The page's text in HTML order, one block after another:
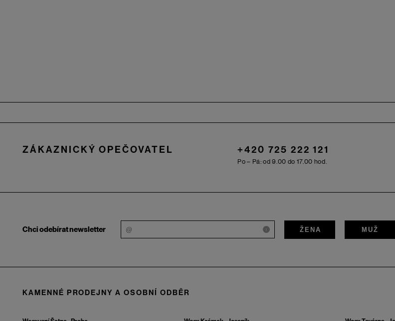
ZÁKAZNICKÝ OPEČOVATEL +420 725 222 121
Po – Pá: od 9.00 do 17.00 hod.
Chci odebírat newsletter i ŽENA MUŽ
KAMENNÉ PRODEJNY A OSOBNÍ ODBĚR